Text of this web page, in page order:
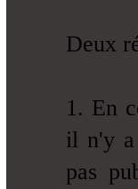
Deux
1. En
il n'y a
pas